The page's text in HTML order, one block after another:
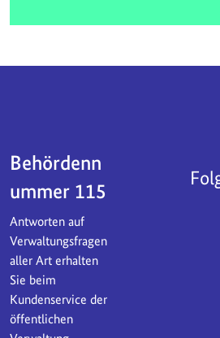
Behördenn
ummer 115
Antworten auf
Verwaltungsfragen
aller Art erhalten
Sie beim
Kundenservice der
öffentlichen